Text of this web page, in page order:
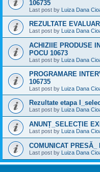
106735
Last post by Luiza Dana
REZULTATE
Last post by Luiza Dana
ACHIZIIE PRODUSE
POCU 10673
Last post by Luiza Dana
PROGRAMARE
106735
Last post by Luiza Dana
Rezultate etapa
Last post by Luiza Dana
ANUNȚ_SELECȚIE
Last post by Luiza Dana
COMUNICAT PRESĂ_
Last post by Luiza Dana